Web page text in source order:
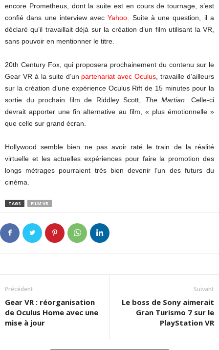
encore Prometheus, dont la suite est en cours de tournage, s’est
confié dans une interview avecYahoo . Suite à une question, il a
déclaré qu’il travaillait déjà sur la création d’un film utilisant la VR,
sans pouvoir en mentionner le titre.
20th Century Fox, qui proposera prochainement du contenu sur le
Gear VR à la suite d’un partenariat avec Oculus , travaille d’ailleurs
sur la création d’une expérience Oculus Rift de 15 minutes pour la
sortie du prochain film de Riddley Scott, The Martian . Celle-ci
devrait apporter une fin alternative au film, « plus émotionnelle »
que celle sur grand écran.
Hollywood semble bien ne pas avoir raté le train de la réalité
virtuelle et les actuelles expériences pour faire la promotion des
longs métrages pourraient très bien devenir l’un des futurs du
cinéma.
TAGS FILM VR
Précédent
Gear VR : réorganisation
de Oculus Home avec une
mise à jour
Suivant
Le boss de Sony aimerait
Gran Turismo 7 sur le
PlayStation VR